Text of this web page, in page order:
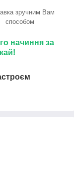
зручним Вам
способом
начиння за